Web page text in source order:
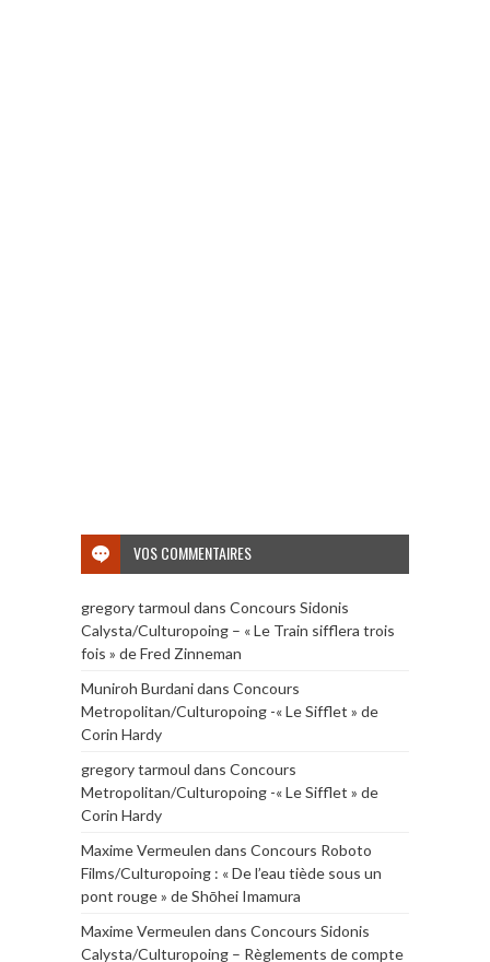
VOS COMMENTAIRES
gregory tarmoul dans Concours Sidonis
Calysta/Culturopoing – « Le Train sifflera trois
fois » de Fred Zinneman
Muniroh Burdanidans Concours
Metropolitan/Culturopoing -« Le Sifflet » de
Corin Hardy
gregory tarmoul dans Concours
Metropolitan/Culturopoing -« Le Sifflet » de
Corin Hardy
Maxime Vermeulen dans Concours Roboto
Films/Culturopoing : « De l’eau tiède sous un
pont rouge » de Shōhei Imamura
Maxime Vermeulen dans Concours Sidonis
Calysta/Culturopoing – Règlements de compte